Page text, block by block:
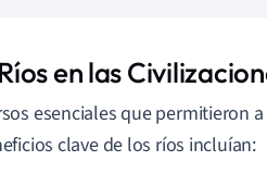
en las
esenciales que permitieron
clave de los ríos incluían: